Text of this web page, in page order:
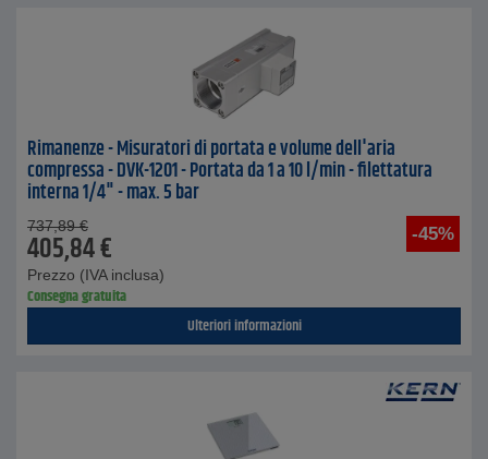
Rimanenze - Misuratori di portata e volume dell'aria
compressa - DVK-1201 - Portata da 1 a 10 l/min - filettatura
interna 1/4" - max. 5 bar
-45%
737,89 €
405,84€
Prezzo (IVA inclusa)
Consegna gratuita
Ulteriori informazioni